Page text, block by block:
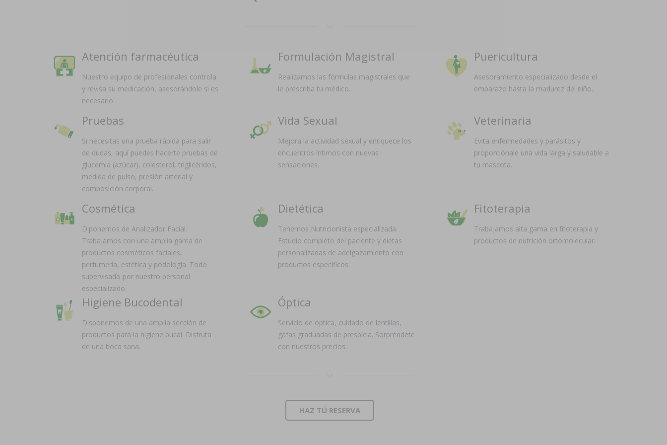
Atención farmacéutica
Nuestro equipo de profesionales controla
y revisa su medicación, asesorándole si es
necesario.
Formulación Magistral
Realizamos las fórmulas magistrales que
le prescriba tu médico.
Puericultura
Asesoramiento especializado desde el
embarazo hasta la madurez del niño.
Pruebas
Si necesitas una prueba rápida para salir
de dudas, aquí puedes hacerte pruebas de
glucemia (azúcar), colesterol, triglicéridos,
medida de pulso, presión arterial y
composición corporal.
Vida Sexual
Mejora la actividad sexual y enriquece los
encuentros íntimos con nuevas
sensaciones.
Veterinaria
Evita enfermedades y parásitos y
proporciónale una vida larga y saludable a
tu mascota.
Cosmética
Diponemos de Analizador Facial.
Trabajamos con una amplia gama de
productos cosméticos faciales,
perfumería, estética y podología. Todo
supervisado por nuestro personal
especializado.
Dietética
Tenemos Nutricionista especializada.
Estudio completo del paciente y dietas
personalizadas de adelgazamiento con
productos específicos.
Fitoterapia
Trabajamos alta gama en fitoterapia y
productos de nutrición ortomolecular.
Higiene Bucodental
Disponemos de una amplia sección de
productos para la higiene bucal. Disfruta
de una boca sana.
Óptica
Servicio de óptica, cuidado de lentillas,
gafas graduadas de presbicia. Sorpréndete
con nuestros precios.
HAZ TÚ RESERVA